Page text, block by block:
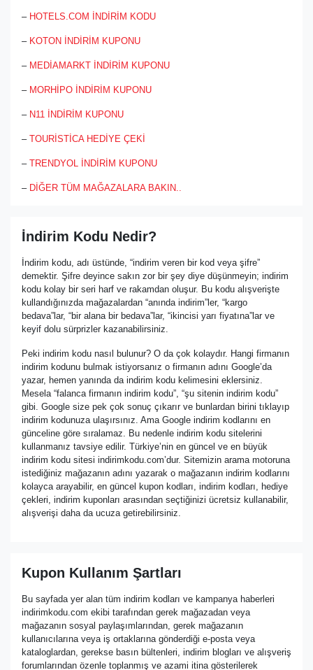
– HOTELS.COM İNDİRİM KODU
– KOTON İNDİRİM KUPONU
– MEDİAMARKT İNDİRİM KUPONU
– MORHİPO İNDİRİM KUPONU
– N11 İNDİRİM KUPONU
– TOURİSTİCA HEDİYE ÇEKİ
– TRENDYOL İNDİRİM KUPONU
– DİĞER TÜM MAĞAZALARA BAKIN..
İndirim Kodu Nedir?
İndirim kodu, adı üstünde, “indirim veren bir kod veya şifre”
demektir. Şifre deyince sakın zor bir şey diye düşünmeyin; indirim
kodu kolay bir seri harf ve rakamdan oluşur. Bu kodu alışverişte
kullandığınızda mağazalardan “anında indirim”ler, “kargo
bedava”lar, “bir alana bir bedava”lar, “ikincisi yarı fiyatına”lar ve
keyif dolu sürprizler kazanabilirsiniz.
Peki indirim kodu nasıl bulunur? O da çok kolaydır. Hangi firmanın
indirim kodunu bulmak istiyorsanız o firmanın adını Google’da
yazar, hemen yanında da indirim kodu kelimesini eklersiniz.
Mesela “falanca firmanın indirim kodu”, “şu sitenin indirim kodu”
gibi. Google size pek çok sonuç çıkarır ve bunlardan birini tıklayıp
indirim kodunuza ulaşırsınız. Ama Google indirim kodlarını en
günceline göre sıralamaz. Bu nedenle indirim kodu sitelerini
kullanmanız tavsiye edilir. Türkiye’nin en güncel ve en büyük
indirim kodu sitesi indirimkodu.com’dur. Sitemizin arama motoruna
istediğiniz mağazanın adını yazarak o mağazanın indirim kodlarını
kolayca arayabilir, en güncel kupon kodları, indirim kodları, hediye
çekleri, indirim kuponları arasından seçtiğinizi ücretsiz kullanabilir,
alışverişi daha da ucuza getirebilirsiniz.
Kupon Kullanım Şartları
Bu sayfada yer alan tüm indirim kodları ve kampanya haberleri
indirimkodu.com ekibi tarafından gerek mağazadan veya
mağazanın sosyal paylaşımlarından, gerek mağazanın
kullanıcılarına veya iş ortaklarına gönderdiği e-posta veya
kataloglardan, gerekse basın bültenleri, indirim blogları ve alışveriş
forumlarından özenle toplanmış ve azami itina gösterilerek